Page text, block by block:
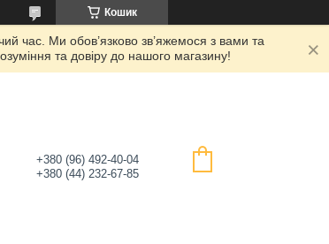
Кошик
час. Ми обов’язково зв’яжемося з вами та
та довіру до нашого магазину!
+380 (96) 492-40-04
+380 (44) 232-67-85